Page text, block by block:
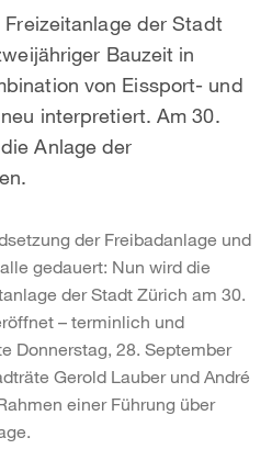
der Stadt
Bauzeit in
von Eissport- und
interpretiert. Am 30.
Anlage der
der Freibadanlage und
gedauert: Nun wird die
der Stadt Zürich am 30.
– terminlich und
Donnerstag, 28. September
Gerold Lauber und André
einer Führung über